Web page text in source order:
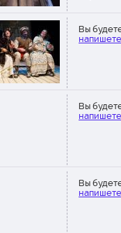
Вы
Вы
Вы